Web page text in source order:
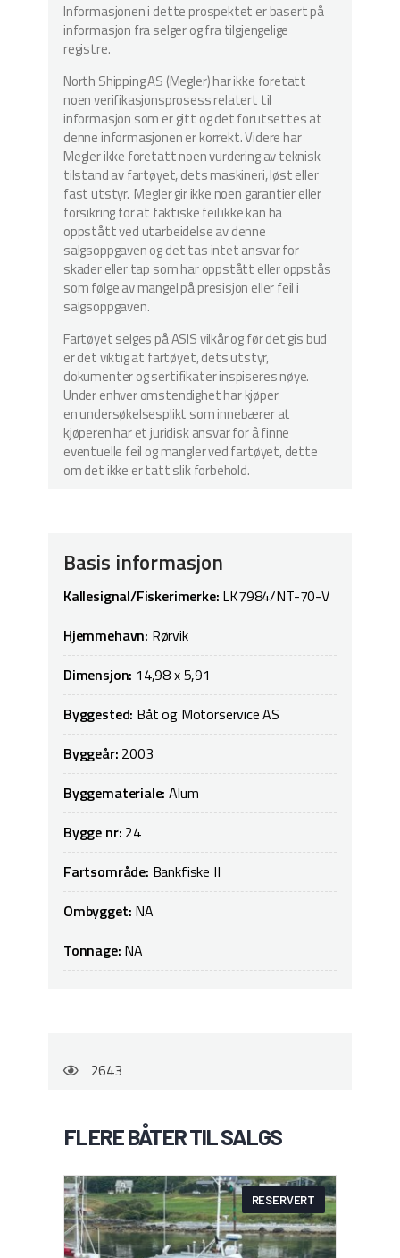
Informasjonen i dette prospektet er basert på
informasjon fra selger og fra tilgjengelige
registre.
North Shipping AS (Megler) har ikke foretatt
noen verifikasjonsprosess relatert til
informasjon som er gitt og det forutsettes at
denne informasjonen er korrekt. Videre har
Megler ikke foretatt noen vurdering av teknisk
tilstand av fartøyet, dets maskineri, løst eller
fast utstyr. Megler gir ikke noen garantier eller
forsikring for at faktiske feil ikke kan ha
oppstått ved utarbeidelse av denne
salgsoppgaven og det tas intet ansvar for
skader eller tap som har oppstått eller oppstås
som følge av mangel på presisjon eller feil i
salgsoppgaven.
Fartøyet selges på ASIS vilkår og før det gis bud
er det viktig at fartøyet, dets utstyr,
dokumenter og sertifikater inspiseres nøye.
Under enhver omstendighet har kjøper
en undersøkelsesplikt som innebærer at
kjøperen har et juridisk ansvar for å finne
eventuelle feil og mangler ved fartøyet, dette
om det ikke er tatt slik forbehold.
Basis informasjon
Kallesignal/Fiskerimerke: LK7984/NT-70-V
Hjemmehavn: Rørvik
Dimensjon: 14,98 x 5,91
Byggested: Båt og Motorservice AS
Byggeår: 2003
Byggemateriale:Alum
Bygge nr: 24
Fartsområde: Bankfiske II
Ombygget: NA
Tonnage: NA
2643
FLERE BÅTER TIL SALGS
RESERVERT